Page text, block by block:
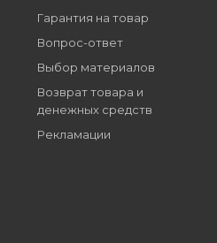
Гарантия на товар
Вопрос-ответ
Выбор материалов
Возврат товара и
денежных средств
Рекламации